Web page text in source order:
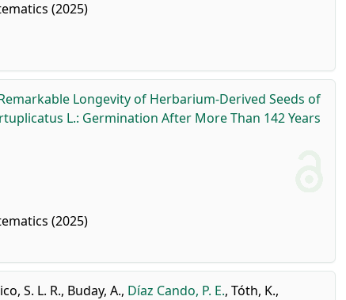
(2025)
Longevity of Herbarium-Derived Seeds of
L.: Germination After More Than 142 Years
(2025)
S. L. R., Buday, A., Díaz Cando, P. E., Tóth, K.,